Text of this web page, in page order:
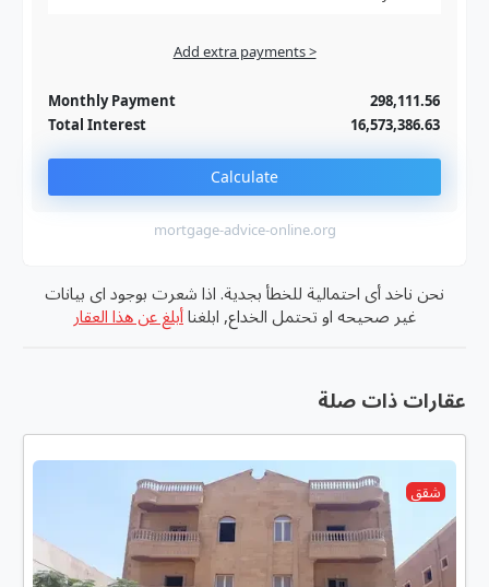
Add extra payments >
Monthly Payment
298,111.56
Total Interest
16,573,386.63
Calculate
mortgage-advice-online.org
نحن ناخد أى احتمالية للخطأ بجدية. اذا شعرت بوجود اى بيانات
غير صحيحه او تحتمل الخداع, ابلغنا أبلغ عن هذا العقار
عقارات ذات صلة
شقق